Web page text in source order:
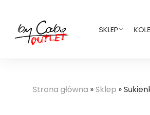
SKLEP
Strona główna »Sklep »